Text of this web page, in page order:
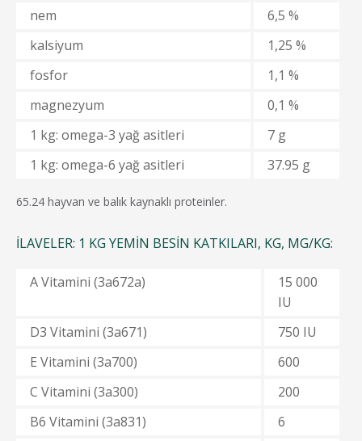
nem
6,5 %
kalsiyum
1,25 %
fosfor
1,1 %
magnezyum
0,1 %
1 kg: omega-3 yağ asitleri
7 g
1 kg: omega-6 yağ asitleri
37.95 g
65.24 hayvan ve balık kaynaklı proteinler.
İLAVELER: 1 KG YEMIN BESIN KATKILARI, KG, MG/KG:
A Vitamini (3a672a)
15 000
IU
D3 Vitamini (3a671)
750 IU
E Vitamini (3a700)
600
C Vitamini (3a300)
200
B6 Vitamini (3a831)
6